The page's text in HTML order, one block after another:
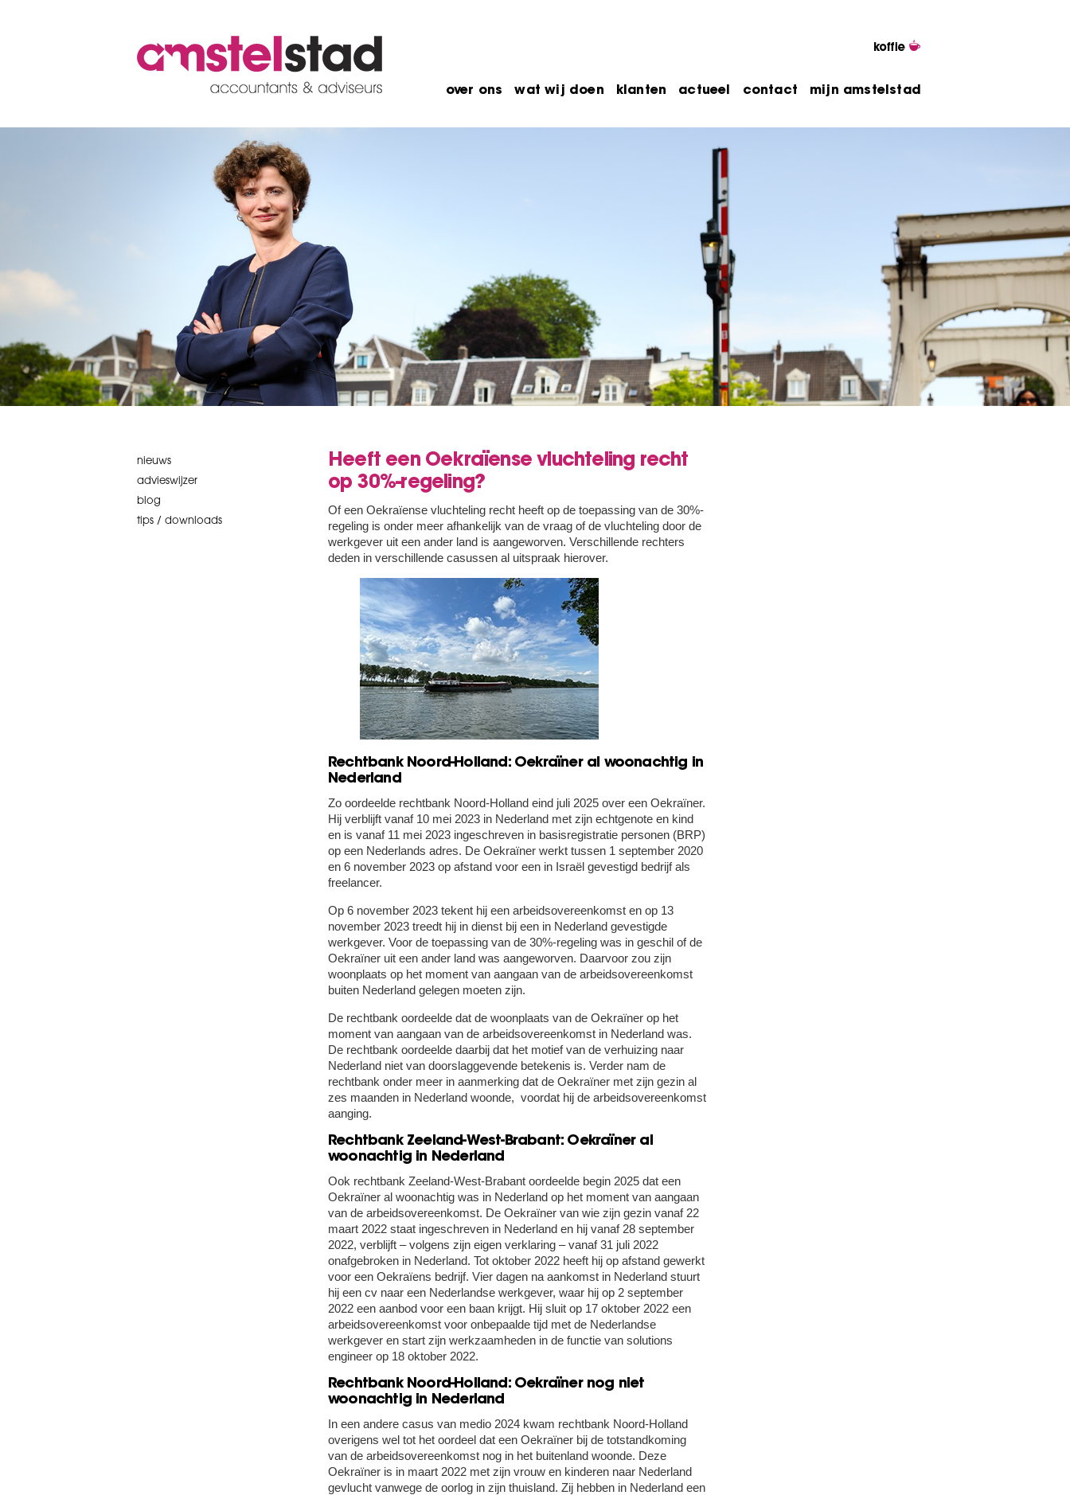
over ons wat wij doen klanten actueel contact mijn amstelstad
nieuws
advieswijzer
blog
tips / downloads
Heeft een Oekraïense vluchteling recht
op 30%-regeling?
Of een Oekraïense vluchteling recht heeft op de toepassing van de 30%-
regeling is onder meer afhankelijk van de vraag of de vluchteling door de
werkgever uit een ander land is aangeworven. Verschillende rechters
deden in verschillende casussen al uitspraak hierover.
Rechtbank Noord-Holland: Oekraïner al woonachtig in
Nederland
Zo oordeelde rechtbank Noord-Holland eind juli 2025 over een Oekraïner.
Hij verblijft vanaf 10 mei 2023 in Nederland met zijn echtgenote en kind
en is vanaf 11 mei 2023 ingeschreven in basisregistratie personen (BRP)
op een Nederlands adres. De Oekraïner werkt tussen 1 september 2020
en 6 november 2023 op afstand voor een in Israël gevestigd bedrijf als
freelancer.
Op 6 november 2023 tekent hij een arbeidsovereenkomst en op 13
november 2023 treedt hij in dienst bij een in Nederland gevestigde
werkgever. Voor de toepassing van de 30%-regeling was in geschil of de
Oekraïner uit een ander land was aangeworven. Daarvoor zou zijn
woonplaats op het moment van aangaan van de arbeidsovereenkomst
buiten Nederland gelegen moeten zijn.
De rechtbank oordeelde dat de woonplaats van de Oekraïner op het
moment van aangaan van de arbeidsovereenkomst in Nederland was.
De rechtbank oordeelde daarbij dat het motief van de verhuizing naar
Nederland niet van doorslaggevende betekenis is. Verder nam de
rechtbank onder meer in aanmerking dat de Oekraïner met zijn gezin al
zes maanden in Nederland woonde, voordat hij de arbeidsovereenkomst
aanging.
Rechtbank Zeeland-West-Brabant: Oekraïner al
woonachtig in Nederland
Ook rechtbank Zeeland-West-Brabant oordeelde begin 2025 dat een
Oekraïner al woonachtig was in Nederland op het moment van aangaan
van de arbeidsovereenkomst. De Oekraïner van wie zijn gezin vanaf 22
maart 2022 staat ingeschreven in Nederland en hij vanaf 28 september
2022, verblijft – volgens zijn eigen verklaring – vanaf 31 juli 2022
onafgebroken in Nederland. Tot oktober 2022 heeft hij op afstand gewerkt
voor een Oekraïens bedrijf. Vier dagen na aankomst in Nederland stuurt
hij een cv naar een Nederlandse werkgever, waar hij op 2 september
2022 een aanbod voor een baan krijgt. Hij sluit op 17 oktober 2022 een
arbeidsovereenkomst voor onbepaalde tijd met de Nederlandse
werkgever en start zijn werkzaamheden in de functie van solutions
engineer op 18 oktober 2022.
Rechtbank Noord-Holland: Oekraïner nog niet
woonachtig in Nederland
In een andere casus van medio 2024 kwam rechtbank Noord-Holland
overigens wel tot het oordeel dat een Oekraïner bij de totstandkoming
van de arbeidsovereenkomst nog in het buitenland woonde. Deze
Oekraïner is in maart 2022 met zijn vrouw en kinderen naar Nederland
gevlucht vanwege de oorlog in zijn thuisland. Zij hebben in Nederland een